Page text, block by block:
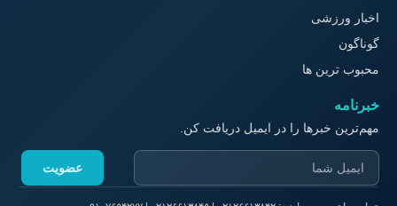
اخبار ورزشی
گوناگون
محبوب ترین ها
خبرنامه
مهم‌ترین خبرها را در ایمیل دریافت کن.
عضویت